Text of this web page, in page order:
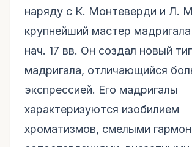
наряду с К. Монтеверди и Л.
крупнейший мастер мадригала
нач. 17 вв. Он создал новый
мадригала, отличающийся
экспрессией. Его мадригалы
характеризуются изобилием
хроматизмов, смелыми